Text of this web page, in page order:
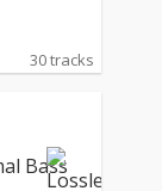
30 tracks